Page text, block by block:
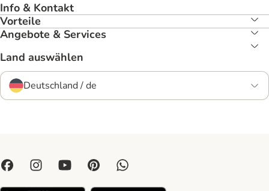
Info & Kontakt
Vorteile
Angebote & Services
Land auswählen
Deutschland / de